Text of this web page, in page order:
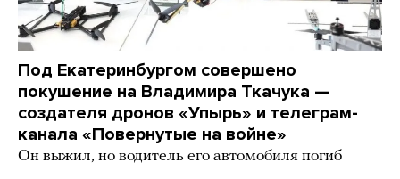
Под Екатеринбургом совершено
покушение на Владимира Ткачука —
создателя дронов «Упырь» и телеграм-
канала «Повернутые на войне»
Он выжил, но водитель его автомобиля погиб